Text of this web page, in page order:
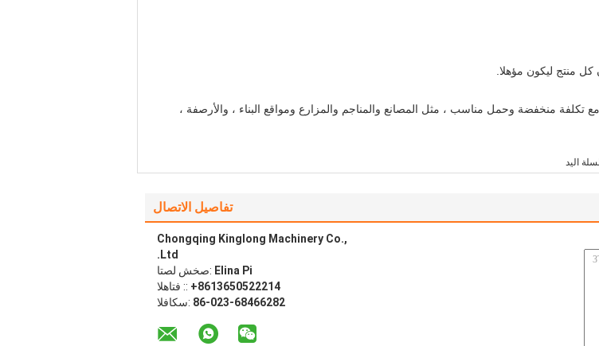
تكلفة منخفضة وحمل مناسب ، مثل المصانع والمناجم والمزارع ومواقع البناء ، والأرصفة ،
تفاصيل الاتصال
Chongqing Kinglong Machinery Co.,
Ltd.
اتصل شخص: Elina Pi
الهاتف :: +8613650522214
الفاكس: 86-023-68466282